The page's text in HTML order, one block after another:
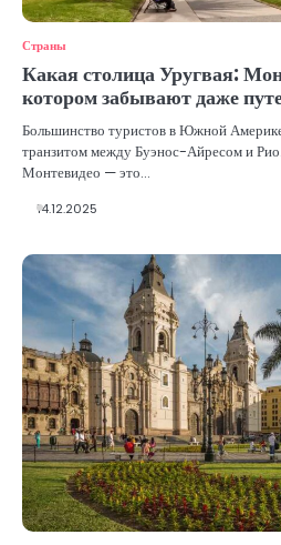
Страны
Какая столица Уругвая:
котором забывают даже
Большинство туристов в Южной
транзитом между Буэнос-Айресом и
Монтевидео — это…
14.12.2025